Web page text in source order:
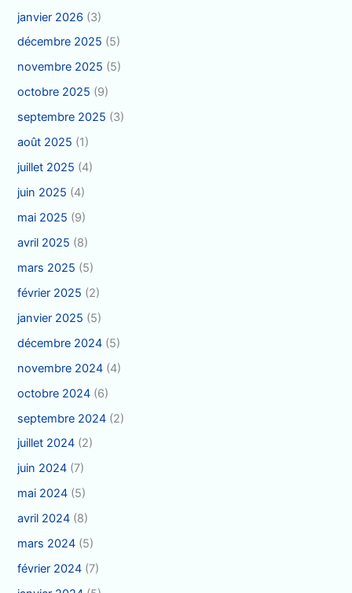
janvier 2026 (3)
décembre 2025 (5)
novembre 2025 (5)
octobre 2025 (9)
septembre 2025 (3)
août 2025 (1)
juillet 2025 (4)
juin 2025 (4)
mai 2025 (9)
avril 2025 (8)
mars 2025 (5)
février 2025 (2)
janvier 2025 (5)
décembre 2024 (5)
novembre 2024 (4)
octobre 2024 (6)
septembre 2024 (2)
juillet 2024 (2)
juin 2024 (7)
mai 2024 (5)
avril 2024 (8)
mars 2024 (5)
février 2024 (7)